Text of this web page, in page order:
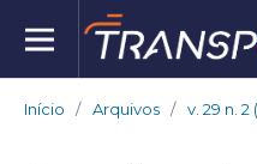
Início / Arquivos / v. 29 n. 2